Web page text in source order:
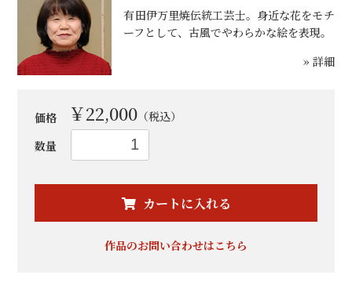
有田伊万里焼伝統工芸士。身近な花をモチ
ーフとして、古風でやわらかな絵を表現。
» 詳細
価格 ￥22,000 （税込）
数量
カートに入れる
作品のお問い合わせはこちら